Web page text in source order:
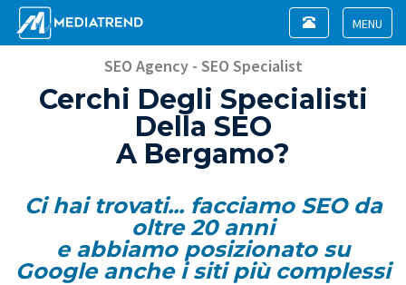
Toggle
Toggle
navigation
SEO Agency - SEO Specialist
Cerchi Degli Specialisti
Della SEO
A Bergamo?
Ci hai trovati... facciamo SEO da
oltre 20 anni
e abbiamo posizionato su
Google anche i siti più complessi